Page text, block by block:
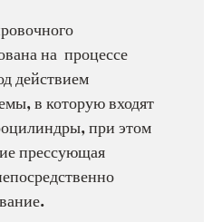
на процессе
действием
в которую входят
при этом
прессующая